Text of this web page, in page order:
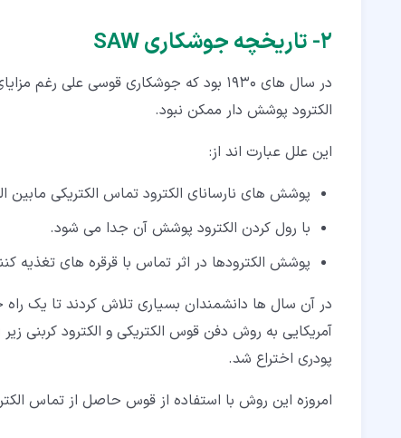
۲‏- تاریخچه جوشکاری SAW
در سال های 1930 بود که جوشکاری قوسی
الکترود پوشش دار ممکن نبود.
این علل عبارت اند از:
پوشش های نارسانای الکترود تماس الکتریکی مابین
با رول کردن الکترود پوشش آن جدا می شود.
پوشش الکترودها در اثر تماس با قرقره های تغذیه
آمریکایی به روش دفن قوس الکتریکی و الکترود کربنی
پودری اختراع شد.
امروزه این روش با استفاده از قوس حاصل از تماس